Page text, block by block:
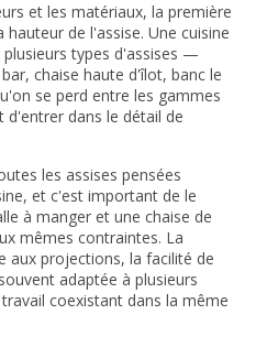
et les matériaux, la première
de l'assise. Une cuisine
types d'assises —
chaise haute d'îlot, banc le
se perd entre les gammes
d'entrer dans le détail de
les assises pensées
et c'est important de le
à manger et une chaise de
mêmes contraintes. La
aux projections, la facilité de
adaptée à plusieurs
coexistant dans la même